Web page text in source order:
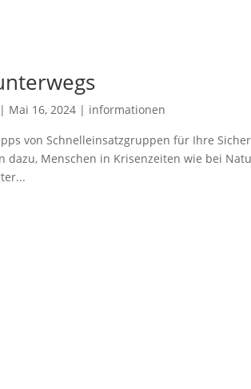
| Mai 16, 2024 | informationen
von Schnelleinsatzgruppen für Ihre
dazu, Menschen in Krisenzeiten wie bei